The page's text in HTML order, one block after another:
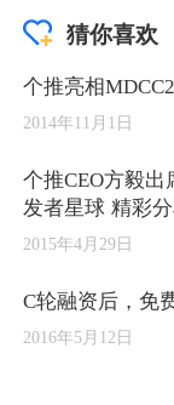
猜你喜欢
个推亮相
2014年11月1日
个推CEO方毅
发者星球 精彩
2015年4月29日
C轮融资后，免
2016年5月12日